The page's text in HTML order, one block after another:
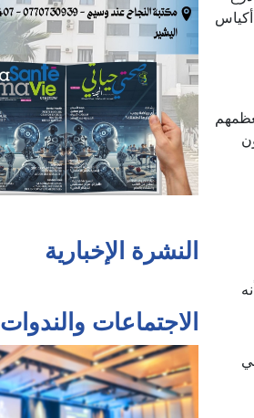
أسبوعين، معظمهم
النشرة الإخبارية
الاجتماعات والندوات